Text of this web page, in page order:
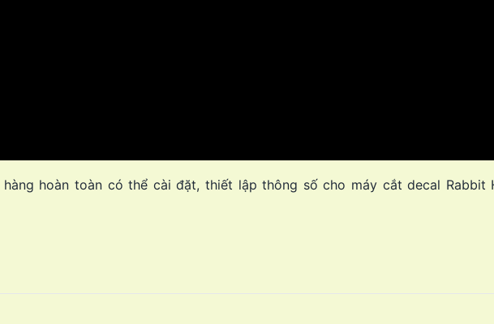
hoàn toàn có thể cài đặt, thiết lập thông số cho máy cắt decal Rabbit